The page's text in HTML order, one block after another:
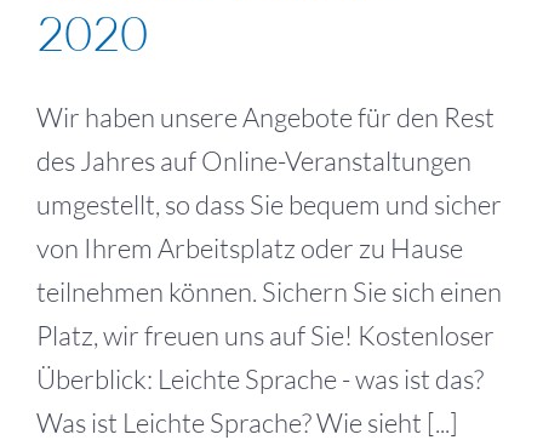
2020
Wir haben unsere Angebote für den Rest
des Jahres auf Online-Veranstaltungen
umgestellt, so dass Sie bequem und sicher
von Ihrem Arbeitsplatz oder zu Hause
teilnehmen können. Sichern Sie sich einen
Platz, wir freuen uns auf Sie! Kostenloser
Überblick: Leichte Sprache - was ist das?
Was ist Leichte Sprache? Wie sieht [...]